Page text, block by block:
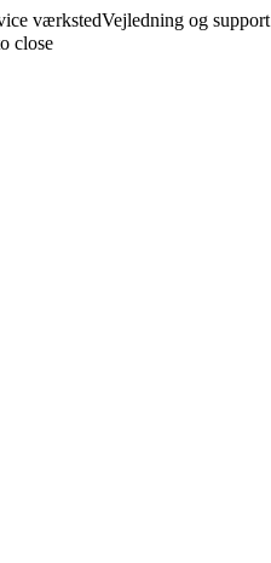
værkstedVejledning og support
close